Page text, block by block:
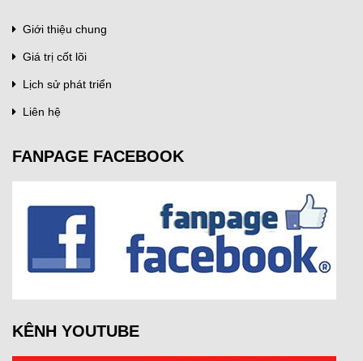
Giới thiệu chung
Giá trị cốt lõi
Lịch sử phát triển
Liên hệ
FANPAGE FACEBOOK
KÊNH YOUTUBE